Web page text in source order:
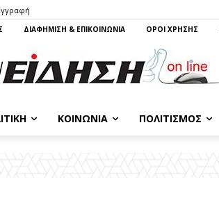
ΔΙΑΦΗΜΙΣΗ & ΕΠΙΚΟΙΝΩΝΙΑ ΌΡΟΙ ΧΡΗΣΗΣ
ΚΟΙΝΩΝΊΑ ΠΟΛΙΤΙΣΜΌΣ